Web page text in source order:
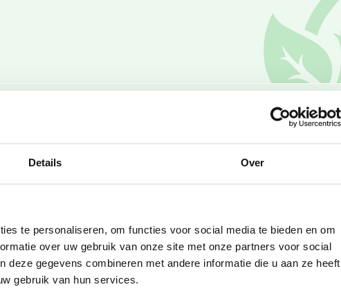
Details Over
te personaliseren, om functies voor social media te bieden en om
over uw gebruik van onze site met onze partners voor social
deze gegevens combineren met andere informatie die u aan ze heeft
gebruik van hun services.
CO₂-
98.596 m3 1,88 kg CO₂ / m3 186
353.519 kWh 0,556 kg CO₂ / kWh 197
Subtotaal 197